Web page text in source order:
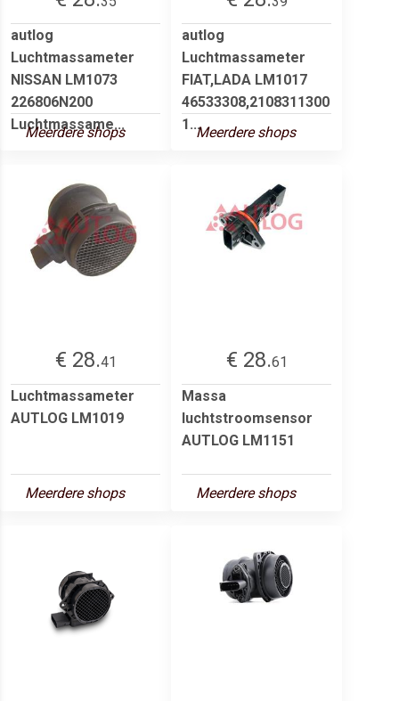
autlog
Luchtmassameter
NISSAN LM1073
226806N200
Luchtmassame...
Meerdere shops
autlog
Luchtmassameter
FIAT,LADA LM1017
46533308,2108311300
1...Meerdere shops
€ 28.41
Luchtmassameter
AUTLOG LM1019
Meerdere shops
€ 28.61
Massa
luchtstroomsensor
AUTLOG LM1151
Meerdere shops